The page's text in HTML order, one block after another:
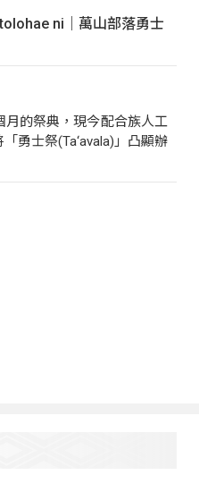
ni｜萬山部落勇士
的祭典，現今配合族人工
勇士祭(Ta‘avala)」凸顯辦